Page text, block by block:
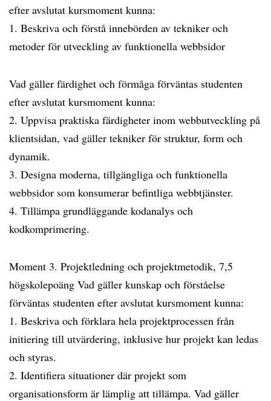
efter avslutat kursmoment kunna:
1. Beskriva och förstå innebörden av tekniker och
metoder för utveckling av funktionella webbsidor
Vad gäller färdighet och förmåga förväntas studenten
efter avslutat kursmoment kunna:
2. Uppvisa praktiska färdigheter inom webbutveckling på
klientsidan, vad gäller tekniker för struktur, form och
dynamik.
3. Designa moderna, tillgängliga och funktionella
webbsidor som konsumerar befintliga webbtjänster.
4. Tillämpa grundläggande kodanalys och
kodkomprimering.
Moment 3. Projektledning och projektmetodik, 7,5
högskolepoäng Vad gäller kunskap och förståelse
förväntas studenten efter avslutat kursmoment kunna:
1. Beskriva och förklara hela projektprocessen från
initiering till utvärdering, inklusive hur projekt kan ledas
och styras.
2. Identifiera situationer där projekt som
organisationsform är lämplig att tillämpa. Vad gäller